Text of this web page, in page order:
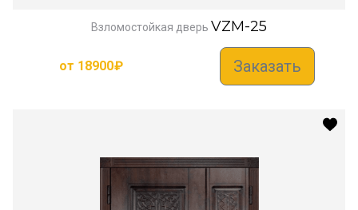
Взломостойкая дверь VZM-25
от 18900₽ Заказать